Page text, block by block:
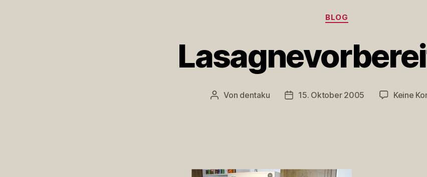
Kategorien
BLOG
Beitragsautor
Von dentaku Veröffentlichungsdatum
15. Oktober 2005 Keine